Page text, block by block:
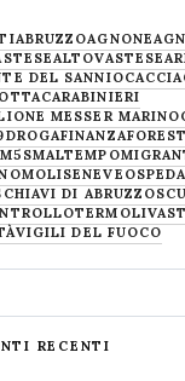
ABRUZZOAGNONE
ALTOVASTESE
DEL SANNIOCACCIA
CARABINIERI
MESSER MARINO
DROGAFINANZA
M5SMALTEMPO
MOLISENEVE
DI ABRUZZO
TERMOLI
VIGILI DEL FUOCO
RECENTI